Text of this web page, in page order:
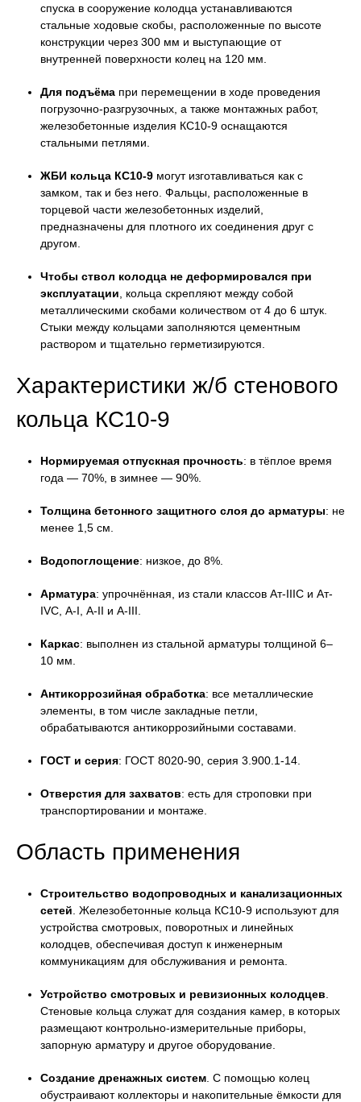
спуска в сооружение колодца устанавливаются
стальные ходовые скобы, расположенные по высоте
конструкции через 300 мм и выступающие от
внутренней поверхности колец на 120 мм.
Для подъёма при перемещении в ходе проведения
погрузочно-разгрузочных, а также монтажных работ,
железобетонные изделия КС10-9 оснащаются
стальными петлями.
ЖБИ кольца КС10-9 могут изготавливаться как с
замком, так и без него. Фальцы, расположенные в
торцевой части железобетонных изделий,
предназначены для плотного их соединения друг с
другом.
Чтобы ствол колодца не деформировался при
эксплуатации , кольца скрепляют между собой
металлическими скобами количеством от 4 до 6 штук.
Стыки между кольцами заполняются цементным
раствором и тщательно герметизируются.
Характеристики ж/б стенового
кольца КС10-9
Нормируемая отпускная прочность: в тёплое время
года — 70%, в зимнее — 90%.
Толщина бетонного защитного слоя до арматуры: не
менее 1,5 см.
Водопоглощение: низкое, до 8%.
Арматура: упрочнённая, из стали классов Ат-IIIС и Ат-
IVС, А-I, А-II и А-III.
Каркас: выполнен из стальной арматуры толщиной 6–
10 мм.
Антикоррозийная обработка: все металлические
элементы, в том числе закладные петли,
обрабатываются антикоррозийными составами.
ГОСТ и серия: ГОСТ 8020-90, серия 3.900.1-14.
Отверстия для захватов: есть для строповки при
транспортировании и монтаже.
Область применения
Строительство водопроводных и канализационных
сетей . Железобетонные кольца КС10-9 используют для
устройства смотровых, поворотных и линейных
колодцев, обеспечивая доступ к инженерным
коммуникациям для обслуживания и ремонта.
Устройство смотровых и ревизионных колодцев
Стеновые кольца служат для создания камер, в которых
размещают контрольно-измерительные приборы,
запорную арматуру и другое оборудование.
Создание дренажных систем . С помощью колец
обустраивают коллекторы и накопительные ёмкости для